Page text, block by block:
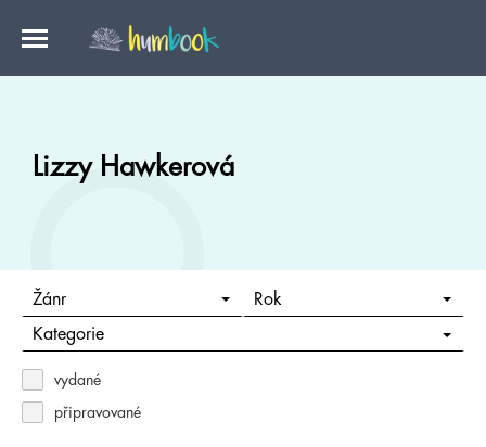
Lizzy Hawkerová
Žánr Rok
Kategorie
vydané
připravované